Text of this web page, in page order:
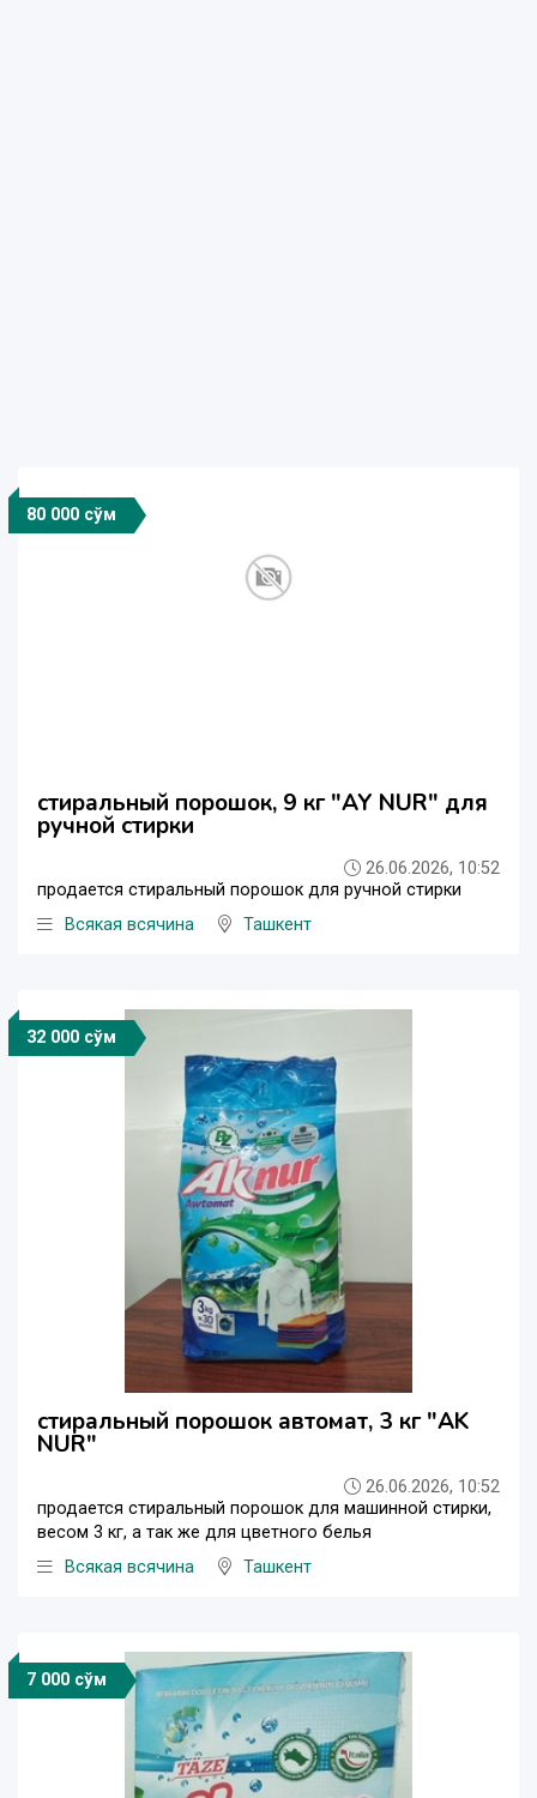
80 000 сўм
стиральный порошок, 9 кг "AY NUR" для
ручной стирки
26.06.2026, 10:52
продается стиральный порошок для ручной стирки
Всякая всячина
Ташкент
32 000 сўм
стиральный порошок автомат, 3 кг "AK
NUR"
26.06.2026, 10:52
продается стиральный порошок для машинной стирки,
весом 3 кг, а так же для цветного белья
Всякая всячина
Ташкент
7 000 сўм